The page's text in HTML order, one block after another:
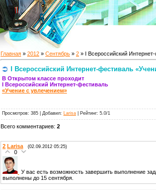
Главная » 2012 » Сентябрь » 2 » I Всероссийский
I Всероссийский Интернет-фестиваль
В Открытом классе проходит
I Всероссийский Интернет-фестиваль
«Учение с увлечением»
Просмотров: 385 | Добавил: Larisa Рейтинг: 5.0/1
Всего комментариев: 2
2 Larisa (02.09.2012 05:25)
0
У вас есть возможность завершить выполнение
выполнены до 15 сентября.